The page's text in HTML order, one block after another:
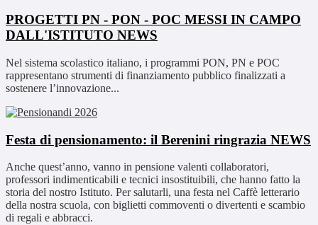
PROGETTI PN - PON - POC MESSI IN CAMPO
DALL'ISTITUTO NEWS
Nel sistema scolastico italiano, i programmi PON, PN e POC
rappresentano strumenti di finanziamento pubblico finalizzati a
sostenere l’innovazione...
Festa di pensionamento: il Berenini ringrazia NEWS
Anche quest’anno, vanno in pensione valenti collaboratori,
professori indimenticabili e tecnici insostituibili, che hanno fatto la
storia del nostro Istituto. Per salutarli, una festa nel Caffè letterario
della nostra scuola, con biglietti commoventi o divertenti e scambio
di regali e abbracci.